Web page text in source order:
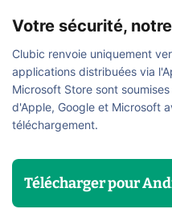
Votre sécurité,
Clubic renvoie uniquement
applications distribuées via
Microsoft Store sont
d'Apple, Google et Microsoft
téléchargement.
Téléchargerpour